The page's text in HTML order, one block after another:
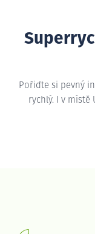
Pořiďte si pevný
rychlý. I v